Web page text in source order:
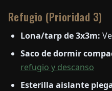
Refugio (Prioridad 3)
Lona/tarp de 3x3m:
Saco de dormir
refugio y descanso
Esterilla aislante